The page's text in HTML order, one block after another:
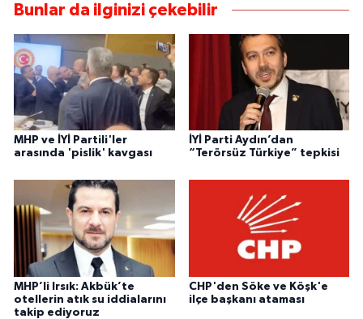
Bunlar da ilginizi çekebilir
MHP ve İYİ Partili'ler
arasında 'pislik' kavgası
İYİ Parti Aydın’dan
“Terörsüz Türkiye” tepkisi
MHP’li Irsık: Akbük’te
otellerin atık su iddialarını
takip ediyoruz
CHP'den Söke ve Köşk'e
ilçe başkanı ataması